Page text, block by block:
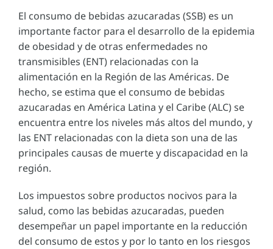
El consumo de bebidas azucaradas (SSB) es un
importante factor para el desarrollo de la epidemia
de obesidad y de otras enfermedades no
transmisibles (ENT) relacionadas con la
alimentación en la Región de las Américas. De
hecho, se estima que el consumo de bebidas
azucaradas en América Latina y el Caribe (ALC) se
encuentra entre los niveles más altos del mundo, y
las ENT relacionadas con la dieta son una de las
principales causas de muerte y discapacidad en la
región.
Los impuestos sobre productos nocivos para la
salud, como las bebidas azucaradas, pueden
desempeñar un papel importante en la reducción
del consumo de estos y por lo tanto en los riesgos